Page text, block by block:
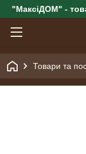
"МаксіДОМ" -
Товари та